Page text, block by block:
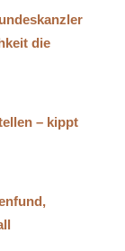
die
– kippt